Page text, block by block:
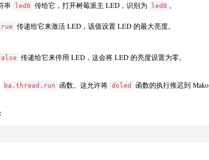
串 led0 传给它，打开树莓派主 LED，识别为 led0 。
传递给它来激活 LED，该值设置 LED 的最大亮度。
传递给它来停用 LED，这会将 LED 的亮度设置为零。
ba.thread.run 函数。这允许将 doled
函数的执行推迟到 Mako